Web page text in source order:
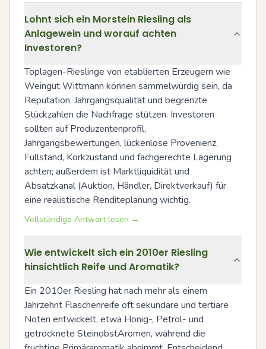
Lohnt sich ein Morstein Riesling als
Anlagewein und worauf achten
Investoren?
Toplagen-Rieslinge von etablierten Erzeugern wie
Weingut Wittmann können sammelwürdig sein, da
Reputation, Jahrgangsqualität und begrenzte
Stückzahlen die Nachfrage stützen. Investoren
sollten auf Produzentenprofil,
Jahrgangsbewertungen, lückenlose Provenienz,
Füllstand, Korkzustand und fachgerechte Lagerung
achten; außerdem ist Marktliquidität und
Absatzkanal (Auktion, Händler, Direktverkauf) für
eine realistische Renditeplanung wichtig.
Vollständige Antwort lesen →
Wie entwickelt sich ein 2010er Riesling
hinsichtlich Reife und Aromatik?
Ein 2010er Riesling hat nach mehr als einem
Jahrzehnt Flaschenreife oft sekundäre und tertiäre
Noten entwickelt, etwa Honig-, Petrol- und
getrocknete SteinobstAromen, während die